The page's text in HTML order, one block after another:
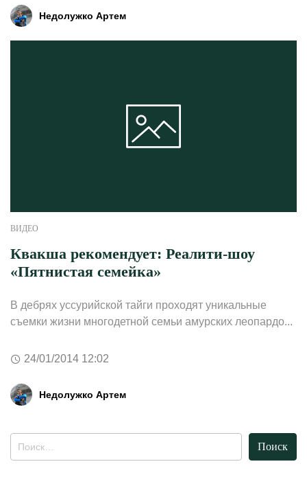
Недолужко Артем
ВИДЕО
Квакша рекомендует: Реалити-шоу
«Пятнистая семейка»
В дебрях уссурийской тайги проходят уникальные
съемки жизни многодетной семьи амурских леопардо...
24/01/2014 12:02
Недолужко Артем